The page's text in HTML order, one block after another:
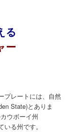
る
ー
プレートには、自然
State)とありま
ウボーイ州
る州です。